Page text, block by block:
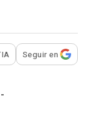
para
IA Seguir en